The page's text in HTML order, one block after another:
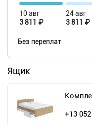
10 авг
3 811 ₽
24 авг
3 811 ₽
Без переплат
Ящик
+13 052